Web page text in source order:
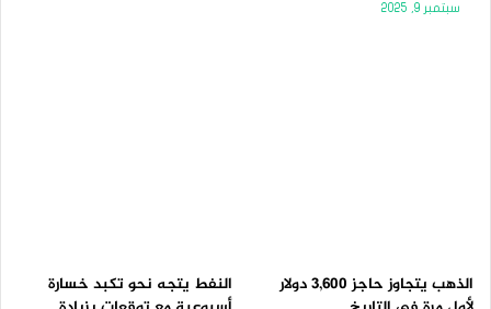
سبتمبر 9, 2025
الذهب يتجاوز حاجز 3,600 دولار
النفط يتجه نحو تكبد خسارة